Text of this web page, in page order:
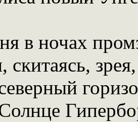
в ночах
скитаясь, зрея,